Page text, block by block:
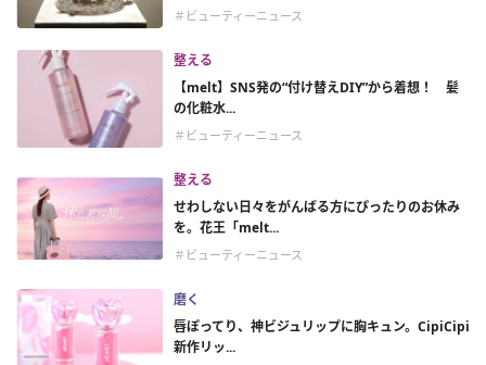
＃ビューティーニュース
整える
【melt】SNS発の“付け替えDIY”から着想！ 髪
の化粧水...
＃ビューティーニュース
整える
せわしない日々をがんばる方にぴったりのお休み
を。花王「melt...
＃ビューティーニュース
磨く
唇ぽってり、神ビジュリップに胸キュン。CipiCipi
新作リッ...